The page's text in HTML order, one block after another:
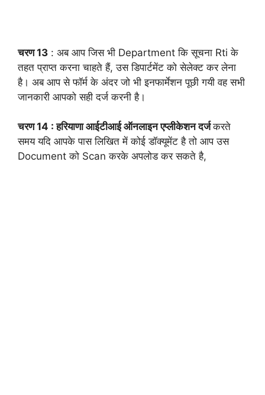
चरण 13 : अब आप जिस भी Department कि सूचना Rti के
तहत प्राप्त करना चाहते हैं, उस डिपार्टमेंट को सेलेक्ट कर लेना
है। अब आप से फॉर्म के अंदर जो भी इनफार्मेशन पूछी गयी वह सभी
जानकारी आपको सही दर्ज करनी है।
चरण 14 : हरियाणा आईटीआई ऑनलाइन एप्लीकेशन दर्जकरते
समय यदि आपके पास लिखित में कोई डॉक्यूमेंट है तो आप उस
Document को Scan करके अपलोड कर सकते है,